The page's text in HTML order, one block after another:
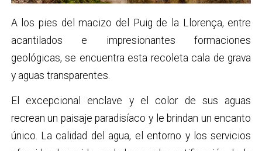
A los pies del macizo del Puig de la Llorença, entre
acantilados e impresionantes formaciones
geológicas, se encuentra esta recoleta cala de grava
y aguas transparentes.
El excepcional enclave y el color de sus aguas
recrean un paisaje paradisíaco y le brindan un encanto
único. La calidad del agua, el entorno y los servicios